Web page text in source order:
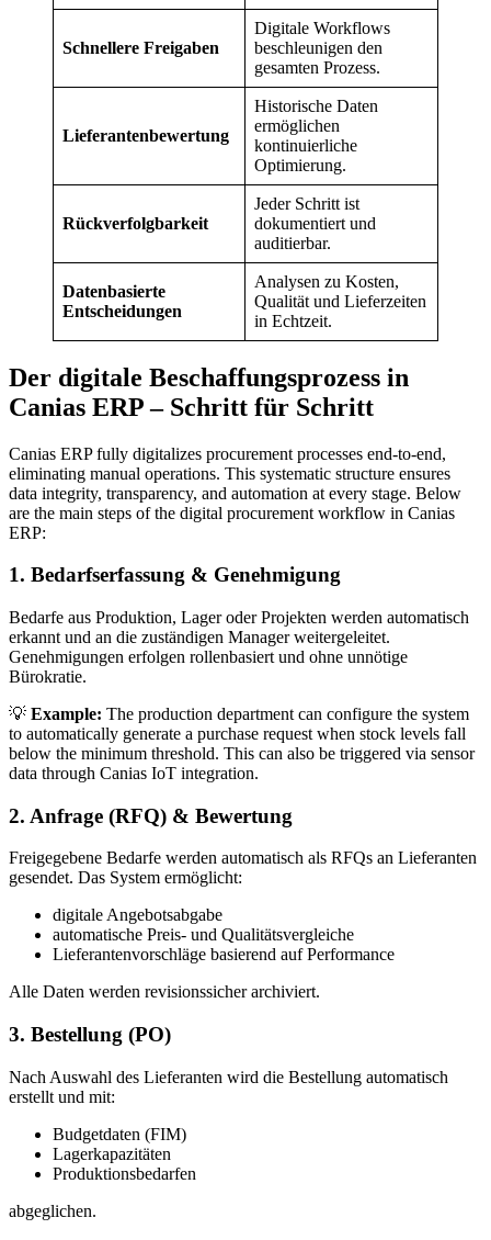
Schnellere Freigaben
Digitale Workflows
beschleunigen den
gesamten Prozess.
Lieferantenbewertung
Historische Daten
ermöglichen
kontinuierliche
Optimierung.
Rückverfolgbarkeit
Jeder Schritt ist
dokumentiert und
auditierbar.
Datenbasierte
Entscheidungen
Analysen zu Kosten,
Qualität und Lieferzeiten
in Echtzeit.
Der digitale Beschaffungsprozess in
Canias ERP – Schritt für Schritt
Canias ERP fully digitalizes procurement processes end-to-end,
eliminating manual operations. This systematic structure ensures
data integrity, transparency, and automation at every stage. Below
are the main steps of the digital procurement workflow in Canias
ERP:
1. Bedarfserfassung & Genehmigung
Bedarfe aus Produktion, Lager oder Projekten werden automatisch
erkannt und an die zuständigen Manager weitergeleitet.
Genehmigungen erfolgen rollenbasiert und ohne unnötige
Bürokratie.
💡 Example: The production department can configure the system
to automatically generate a purchase request when stock levels fall
below the minimum threshold. This can also be triggered via sensor
data through Canias IoT integration.
2. Anfrage (RFQ) & Bewertung
Freigegebene Bedarfe werden automatisch als RFQs an Lieferanten
gesendet. Das System ermöglicht:
digitale Angebotsabgabe
automatische Preis- und Qualitätsvergleiche
Lieferantenvorschläge basierend auf Performance
Alle Daten werden revisionssicher archiviert.
3. Bestellung (PO)
Nach Auswahl des Lieferanten wird die Bestellung automatisch
erstellt und mit:
Budgetdaten (FIM)
Lagerkapazitäten
Produktionsbedarfen
abgeglichen.